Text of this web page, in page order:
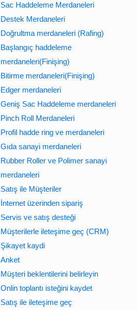
Sac Haddeleme Merdaneleri
Destek Merdaneleri
Doğrultma merdaneleri (Rafing)
Başlangıç haddeleme
merdaneleri(Finişing)
Bitirme merdaneleri(Finişing)
Edger merdaneleri
Geniş Sac Haddeleme merdaneleri
Pinch Roll Merdaneleri
Profil hadde ring ve merdaneleri
Gıda sanayi merdaneleri
Rubber Roller ve Polimer sanayi
merdaneleri
Satış ile Müşteriler
İnternet üzerinden sipariş
Servis ve satış desteği
Müşterilerle ileteşime geç (CRM)
Şikayet kaydi
Anket
Müşteri beklentilerini belirleyin
Onlin toplantı isteğini kaydet
Satış ile ileteşime geç